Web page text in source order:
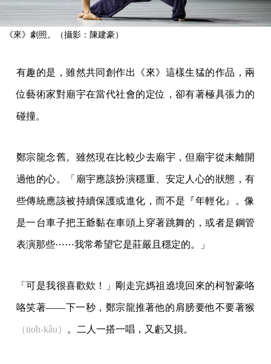
《來》劇照。（攝影：陳建豪）
有趣的是，雖然共同創作出《來》這樣生猛的作品，兩
位藝術家對廟宇在當代社會的定位，卻有著極具張力的
碰撞。
鄭宗龍念舊。雖然現在比較少去廟宇，但廟宇從未離開
過他的心。「廟宇應該扮演穩重、安定人心的狀態，有
些傳統應該被持續保護或進化，而不是『年輕化』。像
是一台車子把王爺黏在車頭上穿著跳舞的，或者是鋼管
表演那些⋯⋯我常希望它是莊嚴且穩定的。」
「可是我很喜歡欸！」剛走完媽祖遶境回來的柯智豪咯
咯笑著——下一秒，鄭宗龍推著他的肩膀要他不要著猴
（tio̍h-kâu） 。二人一搭一唱，又虧又損。